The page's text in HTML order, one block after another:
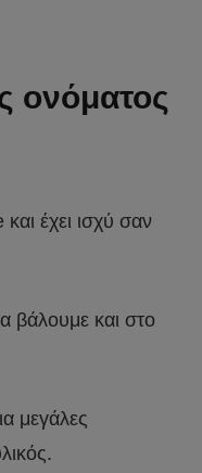
ονόματος
έχει ισχύ σαν
βάλουμε και στο
μεγάλες